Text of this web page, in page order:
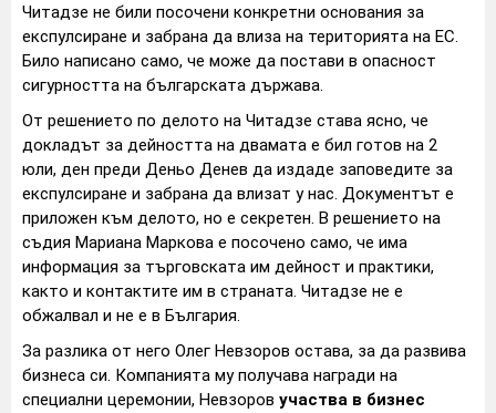
Читадзе не били посочени конкретни основания за
експулсиране и забрана да влиза на територията на ЕС.
Било написано само, че може да постави в опасност
сигурността на българската държава.
От решението по делото на Читадзе става ясно, че
докладът за дейността на двамата е бил готов на 2
юли, ден преди Деньо Денев да издаде заповедите за
експулсиране и забрана да влизат у нас. Документът е
приложен към делото, но е секретен. В решението на
съдия Мариана Маркова е посочено само, че има
информация за търговската им дейност и практики,
както и контактите им в страната. Читадзе не е
обжалвал и не е в България.
За разлика от него Олег Невзоров остава, за да развива
бизнеса си. Компанията му получава награди на
специални церемонии, Невзоров участва в бизнес